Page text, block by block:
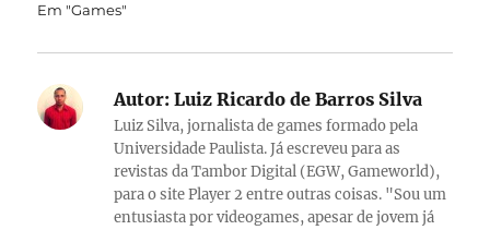
Em "Games"
Autor: Luiz Ricardo de Barros Silva
Luiz Silva, jornalista de games formado pela
Universidade Paulista. Já escreveu para as
revistas da Tambor Digital (EGW, Gameworld),
para o site Player 2 entre outras coisas. "Sou um
entusiasta por videogames, apesar de jovem já